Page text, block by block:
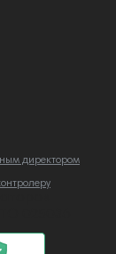
директором